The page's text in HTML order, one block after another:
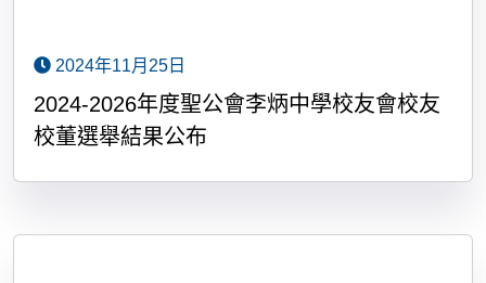
2024年11月25日
2024-2026年度聖公會李炳中學校友會校友
校董選舉結果公布